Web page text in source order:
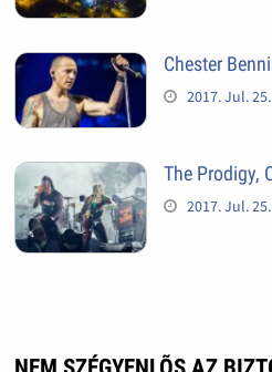
Chester
2017. Jul. 25.
The Prodigy,
2017. Jul. 25.